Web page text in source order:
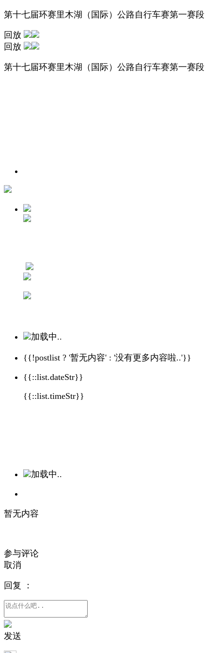
第十七届环赛里木湖（国际）公路自行车赛第一赛段
回放
回放
第十七届环赛里木湖（国际）公路自行车赛第一赛段
加载中..
{{!postlist ? '暂无内容' : '没有更多内容啦..'}}
{{::list.dateStr}}
{{::list.timeStr}}
加载中..
暂无内容
参与评论
取消
回复 ：
发送